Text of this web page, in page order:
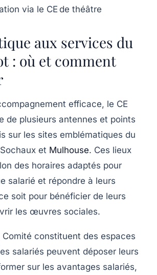
via le CE de théâtre
aux services du
: où et comment
efficace, le CE
de plusieurs antennes et points
sur les sites emblématiques du
et Mulhouse. Ces lieux
des horaires adaptés pour
salarié et répondre à leurs
soit pour bénéficier de leurs
les œuvres sociales.
Comité constituent des espaces
salariés peuvent déposer leurs
sur les avantages salariés,